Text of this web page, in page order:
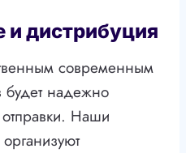
и дистрибуция
современным
будет надежно
Наши